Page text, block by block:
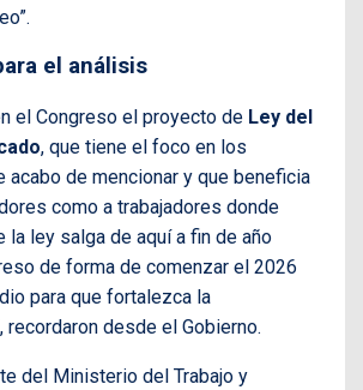
el análisis
el Congreso el proyecto de Ley del
, que tiene el foco en los
acabo de mencionar y que beneficia
como a trabajadores donde
la ley salga de aquí a fin de año
de forma de comenzar el 2026
para que fortalezca la
recordaron desde el Gobierno.
del Ministerio del Trabajo y